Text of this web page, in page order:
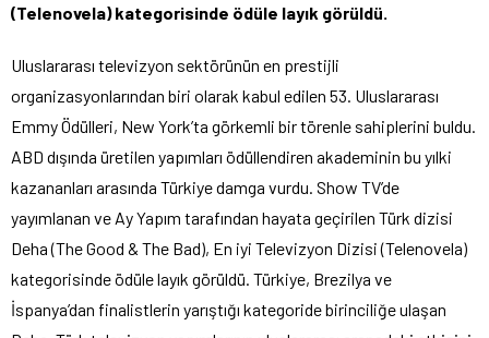
(Telenovela) kategorisinde ödüle layık görüldü.
Uluslararası televizyon sektörünün en prestijli
organizasyonlarından biri olarak kabul edilen 53. Uluslararası
Emmy Ödülleri, New York’ta görkemli bir törenle sahiplerini buldu.
ABD dışında üretilen yapımları ödüllendiren akademinin bu yılki
kazananları arasında Türkiye damga vurdu. Show TV’de
yayımlanan ve Ay Yapım tarafından hayata geçirilen Türk dizisi
Deha (The Good & The Bad), En iyi Televizyon Dizisi (Telenovela)
kategorisinde ödüle layık görüldü. Türkiye, Brezilya ve
İspanya’dan finalistlerin yarıştığı kategoride birinciliğe ulaşan